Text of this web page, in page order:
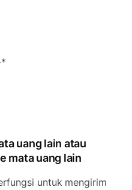
uang lain atau
mata uang lain
untuk mengirim